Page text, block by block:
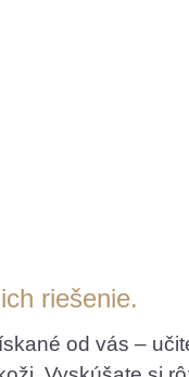
riešenie.
od vás –